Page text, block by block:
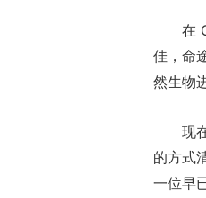
在
佳，命
然生物
现
的方式
一位早